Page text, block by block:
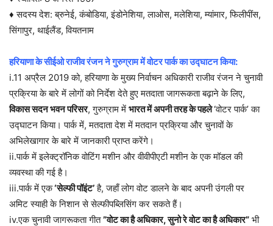
♦ सदस्य देश: ब्रुनेई, कंबोडिया, इंडोनेशिया, लाओस, मलेशिया, म्यांमार, फिलीपींस,
सिंगापुर, थाईलैंड, वियतनाम
हरियाणा के सीईओ राजीव रंजन ने गुरुग्राम में वोटर पार्क का उद्घाटन किया:
i.11 अप्रैल 2019 को, हरियाणा के मुख्य निर्वाचन अधिकारी राजीव रंजन ने चुनावी
प्रक्रिया के बारे में लोगों को निर्देश देते हुए मतदाता जागरूकता बढ़ाने के लिए,
विकास सदन भवन परिसर, गुरुग्राम में भारत में अपनी तरह के पहले‘वोटर पार्क’ का
उद्घाटन किया। पार्क में, मतदाता देश में मतदान प्रक्रिया और चुनावों के
अभिलेखागार के बारे में जानकारी प्राप्त करेंगे।
ii.पार्क में इलेक्ट्रॉनिक वोटिंग मशीन और वीवीपीएटी मशीन के एक मॉडल की
व्यवस्था की गई है।
iii.पार्क में एक‘सेल्फी पॉइंट’है, जहाँ लोग वोट डालने के बाद अपनी उंगली पर
अमिट स्याही के निशान से सेल्फीपब्लिसिंग कर सकते हैं।
iv.एक चुनावी जागरूकता गीत”वोट का है अधिकार, सुनो रे वोट का है अधिकार” भी